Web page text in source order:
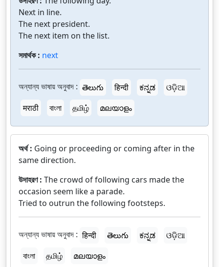
Next in line.
The next president.
The next item on the list.
সমার্থক : next
অন্যান্য ভাষায় অনুবাদ : తెలుగు हिन्दी ಕನ್ನಡ
ଓଡ଼ିଆ
मराठी
বাংলা தமிழ் മലയാളം
অর্থ : Going or proceeding or coming after in the
same direction.
উদাহরণ : The crowd of following cars made the
occasion seem like a parade.
Tried to outrun the following footsteps.
অন্যান্য ভাষায় অনুবাদ : हिन्दी తెలుగు ಕನ್ನಡ
ଓଡ଼ିଆ
বাংলা
தமிழ் മലയാളം